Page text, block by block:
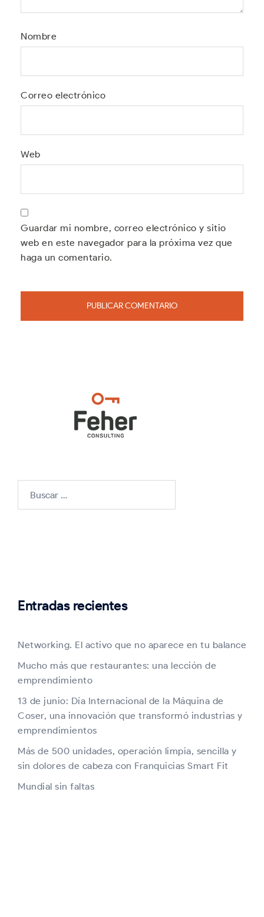
Nombre
Correo electrónico
Web
Guardar mi nombre, correo electrónico y sitio
web en este navegador para la próxima vez que
haga un comentario.
Entradas recientes
Networking. El activo que no aparece en tu balance
Mucho más que restaurantes: una lección de
emprendimiento
13 de junio: Día Internacional de la Máquina de
Coser, una innovación que transformó industrias y
emprendimientos
Más de 500 unidades, operación limpia, sencilla y
sin dolores de cabeza con Franquicias Smart Fit
Mundial sin faltas